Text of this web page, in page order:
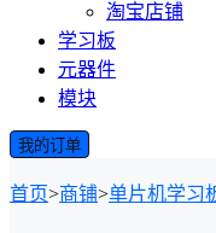
淘宝店铺
学习板
元器件
模块
我的订单
首页>商铺>单片机学习